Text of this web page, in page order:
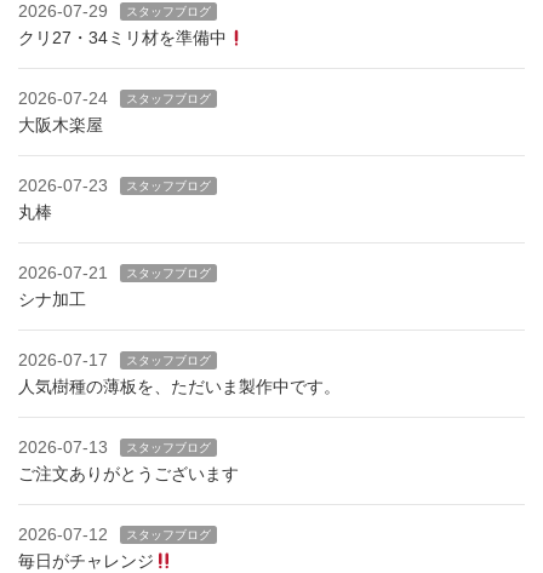
2026-07-29 スタッフブログ
クリ27・34ミリ材を準備中
2026-07-24 スタッフブログ
大阪木楽屋
2026-07-23 スタッフブログ
丸棒
2026-07-21 スタッフブログ
シナ加工
2026-07-17 スタッフブログ
人気樹種の薄板を、ただいま製作中です。
2026-07-13 スタッフブログ
ご注文ありがとうございます
2026-07-12 スタッフブログ
毎日がチャレンジ